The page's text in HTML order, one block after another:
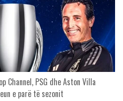
Channel, PSG dhe Aston Villa
e parë të sezonit